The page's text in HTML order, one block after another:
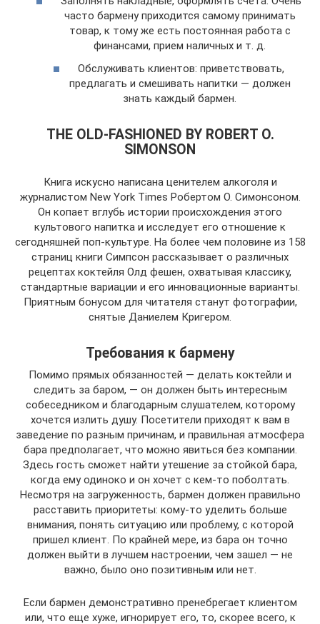
часто бармену приходится самому принимать
товар, к тому же есть постоянная работа с
финансами, прием наличных и т. д.
Обслуживать клиентов: приветствовать,
предлагать и смешивать напитки — должен
знать каждый бармен.
THE OLD-FASHIONED BY ROBERT O.
SIMONSON
Книга искусно написана ценителем алкоголя и
журналистом New York Times Робертом О. Симонсоном.
Он копает вглубь истории происхождения этого
культового напитка и исследует его отношение к
сегодняшней поп-культуре. На более чем половине из 158
страниц книги Симпсон рассказывает о различных
рецептах коктейля Олд фешен, охватывая классику,
стандартные вариации и его инновационные варианты.
Приятным бонусом для читателя станут фотографии,
снятые Даниелем Кригером.
Требования к бармену
Помимо прямых обязанностей — делать коктейли и
следить за баром, — он должен быть интересным
собеседником и благодарным слушателем, которому
хочется излить душу. Посетители приходят к вам в
заведение по разным причинам, и правильная атмосфера
бара предполагает, что можно явиться без компании.
Здесь гость сможет найти утешение за стойкой бара,
когда ему одиноко и он хочет с кем-то поболтать.
Несмотря на загруженность, бармен должен правильно
расставить приоритеты: кому-то уделить больше
внимания, понять ситуацию или проблему, с которой
пришел клиент. По крайней мере, из бара он точно
должен выйти в лучшем настроении, чем зашел — не
важно, было оно позитивным или нет.
Если бармен демонстративно пренебрегает клиентом
или, что еще хуже, игнорирует его, то, скорее всего, к